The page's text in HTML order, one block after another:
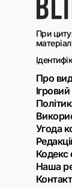
При
Про
Угода
Кодекс
Наша